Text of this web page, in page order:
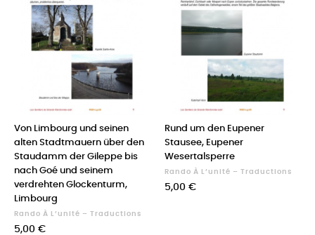
Von Limbourg und seinen
alten Stadtmauern über den
Staudamm der Gileppe bis
nach Goé und seinem
verdrehten Glockenturm,
Limbourg
Rando À L’unité – Traductions
Prix
5,00 €
Rund um den Eupener
Stausee, Eupener
Wesertalsperre
Rando À L’unité – Traductions
Prix
5,00 €